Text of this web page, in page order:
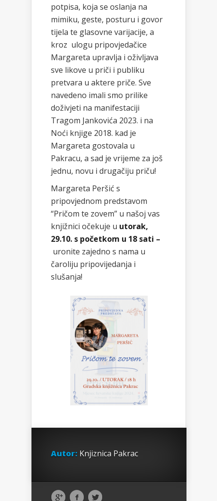
potpisa, koja se oslanja na
mimiku, geste, posturu i govor
tijela te glasovne varijacije, a
kroz ulogu pripovjedačice
Margareta upravlja i oživljava
sve likove u priči i publiku
pretvara u aktere priče. Sve
navedeno imali smo prilike
doživjeti na manifestaciji
Tragom Jankovića 2023. i na
Noći knjige 2018. kad je
Margareta gostovala u
Pakracu, a sad je vrijeme za još
jednu, novu i drugačiju priču!
Margareta Peršić s
pripovjednom predstavom
“Pričom te zovem” u našoj vas
knjižnici očekuje u utorak,
29.10. s početkom u 18 sati –
uronite zajedno s nama u
čaroliju pripovijedanja i
slušanja!
Autor: Knjiznica Pakrac